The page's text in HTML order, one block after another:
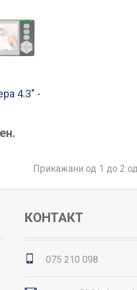
4.3" -
Прикажани од 1 до 2
КОНТАКТ
075 210 098